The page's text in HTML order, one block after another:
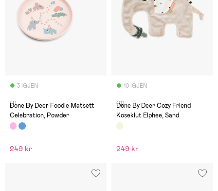
3 IGJEN
(1)
Done By Deer Foodie Matsett
Celebration, Powder
249 kr
10 IGJEN
(0)
Done By Deer Cozy Friend
Koseklut Elphee, Sand
249 kr